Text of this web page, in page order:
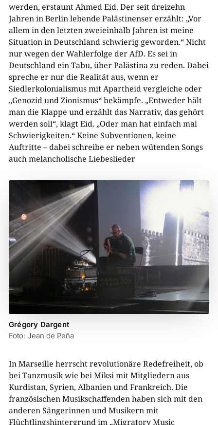
00:00
werden, erstaunt Ahmed Eid. Der seit dreizehn
Jahren in Berlin lebende Palästinenser erzählt: „Vor
allem in den letzten zweieinhalb Jahren ist meine
Situation in Deutschland schwierig geworden.“ Nicht
nur wegen der Wahlerfolge der AfD. Es sei in
Deutschland ein Tabu, über Palästina zu reden. Dabei
spreche er nur die Realität aus, wenn er
Siedlerkolonialismus mit Apartheid vergleiche oder
„Genozid und Zionismus“ bekämpfe. „Entweder hält
man die Klappe und erzählt das Narrativ, das gehört
werden soll“, klagt Eid. „Oder man hat einfach mal
Schwierigkeiten.“ Keine Subventionen, keine
Auftritte – dabei schreibe er neben wütenden Songs
auch melancholische Liebeslieder
Grégory Dargent
Foto: Jean de Peña
In Marseille herrscht revolutionäre Redefreiheit, ob
bei Tanzmusik wie bei Miksi mit Mitgliedern aus
Kurdistan, Syrien, Albanien und Frankreich. Die
französischen Musikschaffenden haben sich mit den
anderen Sängerinnen und Musikern mit
Flüchtlingshintergrund im „Migratory Music